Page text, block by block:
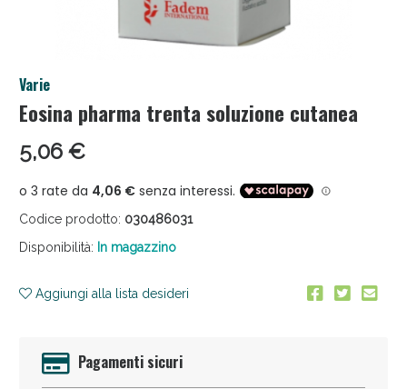
Varie
Eosina pharma trenta soluzione cutanea
5,06 €
Codice prodotto: 030486031
Disponibilità: In magazzino
Aggiungi alla lista desideri
Pagamenti sicuri
Salini e Multivitaminici: oggi Sconto extra fino al